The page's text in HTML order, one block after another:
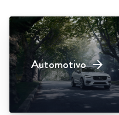
Automotivo arrow_forward